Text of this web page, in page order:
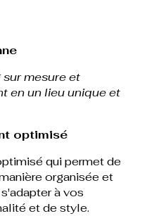
mesure et
en un lieu unique et
optimisé
qui permet de
organisée et
à vos
et de style.